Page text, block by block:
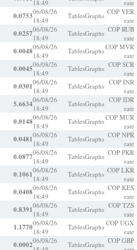
18:49
rate
0.075306/08/26
18:49
TablesGraphs COP YER
rate
0.025706/08/26
18:49
TablesGraphs COP RUB
rate
0.004806/08/26
18:49
TablesGraphsCOP MVR
rate
0.004506/08/26
18:49
TablesGraphs COP SCR
rate
0.030106/08/26
18:49
TablesGraphs COP INR
rate
5.663406/08/26
18:49
TablesGraphs COP IDR
rate
0.014806/08/26
18:49
TablesGraphsCOP MUR
rate
0.048106/08/26
18:49
TablesGraphs COP NPR
rate
0.087706/08/26
18:49
TablesGraphs COP PKR
rate
0.106106/08/26
18:49
TablesGraphs COP LKR
rate
0.040806/08/26
18:49
TablesGraphs COP KES
rate
0.839106/08/26
18:49
TablesGraphs COP TZS
rate
1.177006/08/26
18:49
TablesGraphs COP UGX
rate
0.000206/08/26
TablesGraphs COP GBP